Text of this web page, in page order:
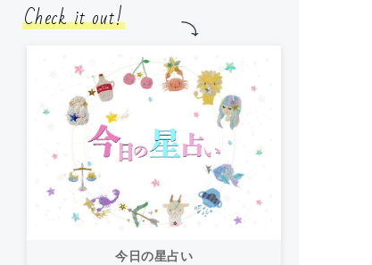
Check it out!
今日の星占い